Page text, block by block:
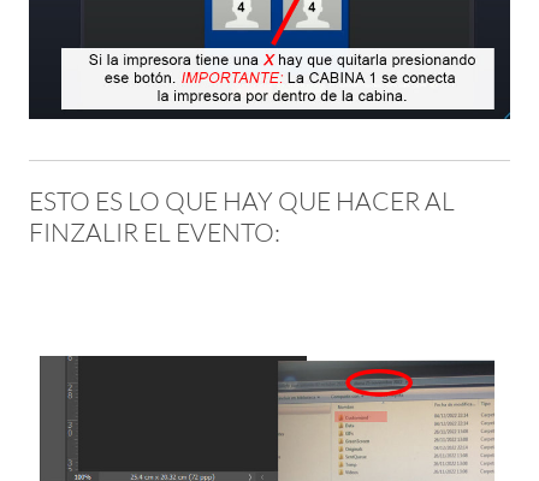
ESTO ES LO QUE HAY QUE HACER AL
FINZALIR EL EVENTO: